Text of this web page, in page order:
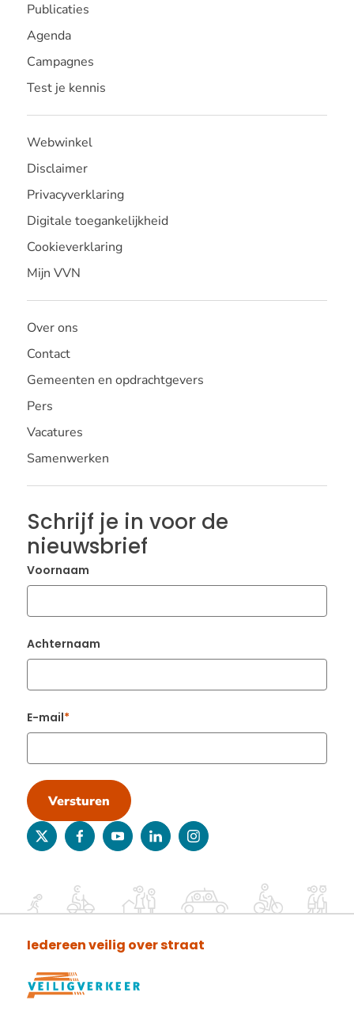
Publicaties
Agenda
Campagnes
Test je kennis
Webwinkel
Disclaimer
Privacyverklaring
Digitale toegankelijkheid
Cookieverklaring
Mijn VVN
Over ons
Contact
Gemeenten en opdrachtgevers
Pers
Vacatures
Samenwerken
Schrijf je in voor de
nieuwsbrief
Voornaam
Achternaam
E-mail
Versturen
twitterfacebookyoutubelinkedininstagram
Iedereen veilig over straat